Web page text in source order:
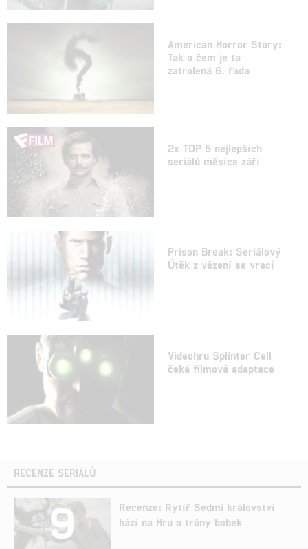
American Horror Story:
Tak o čem je ta
zatrolená 6. řada
2x TOP 5 nejlepších
seriálů měsíce září
Prison Break: Seriálový
Útěk z vězení se vrací
Videohru Splinter Cell
čeká filmová adaptace
RECENZE SERIÁLŮ
9
Recenze: Rytíř Sedmi království
hází na Hru o trůny bobek